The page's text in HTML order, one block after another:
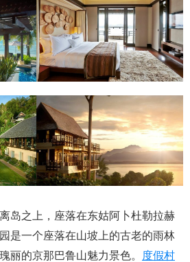
岛之上，座落在东姑阿卜杜勒拉赫
是一个座落在山坡上的古老的雨林
丽的京那巴鲁山魅力景色。
度假村